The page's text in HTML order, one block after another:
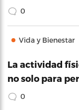
0
Vida y Bienestar
La actividad
no solo para
0